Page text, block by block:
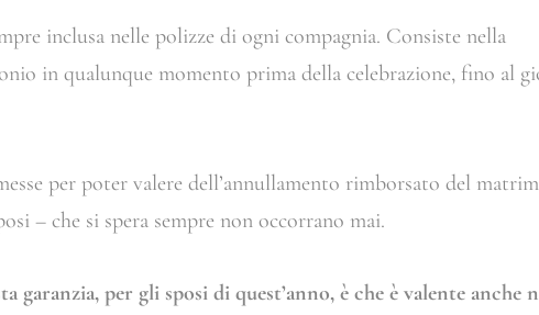
inclusa nelle polizze di ogni compagnia. Consiste nella
in qualunque momento prima della celebrazione, fino al
per poter valere dell’annullamento rimborsato del
– che si spera sempre non occorrano mai.
garanzia, per gli sposi di quest’anno, è che è valente anche